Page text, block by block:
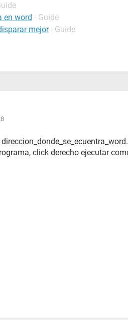
en word - Guide
mejor - Guide
click derecho ejecutar